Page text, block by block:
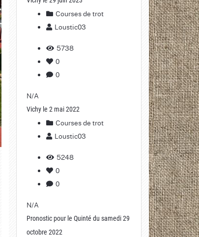
Courses de trot
Loustic03
5738
0
0
N/A
Vichy le 2 mai 2022
Courses de trot
Loustic03
5248
0
0
N/A
Pronostic pour le Quinté du samedi 29
octobre 2022